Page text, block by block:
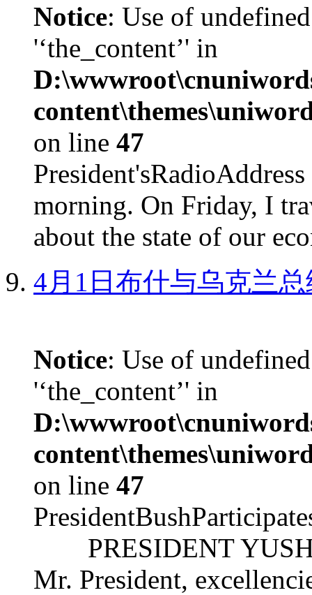
Notice: Use of
'‘the_content’' in
on line 47
morning. On Friday, I
about the state of our
4月1日布什与乌克兰
Notice: Use of
'‘the_content’' in
on line 47
PRESIDENT
Mr. President,